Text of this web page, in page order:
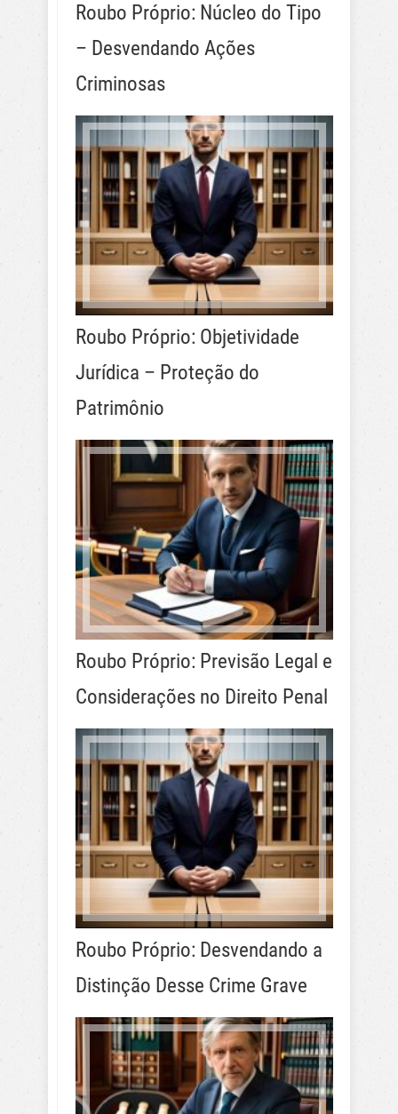
Roubo Próprio: Núcleo do Tipo
– Desvendando Ações
Criminosas
Roubo Próprio: Objetividade
Jurídica – Proteção do
Patrimônio
Roubo Próprio: Previsão Legal e
Considerações no Direito Penal
Roubo Próprio: Desvendando a
Distinção Desse Crime Grave